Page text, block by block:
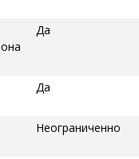
Да
Да
Неограниченно